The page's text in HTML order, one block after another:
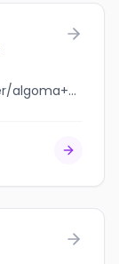
jobbank.gc.ca/browsejobs/employer/algoma+orchards+corp./ca